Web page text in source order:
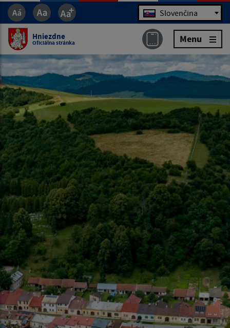
Jazyk Slovenčina
Hniezdne
Oficiálna stránka Menu